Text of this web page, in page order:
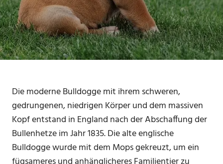
Die moderne Bulldogge mit ihrem schweren,
gedrungenen, niedrigen Körper und dem massiven
Kopf entstand in England nach der Abschaffung der
Bullenhetze im Jahr 1835. Die alte englische
Bulldogge wurde mit dem Mops gekreuzt, um ein